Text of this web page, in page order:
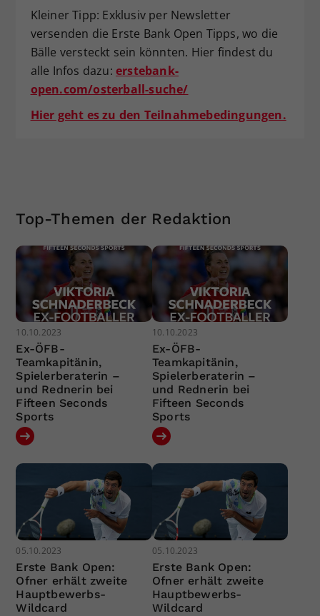
Kleiner Tipp: Exklusiv per Newsletter
versenden die Erste Bank Open Tipps, wo die
Bälle versteckt sein könnten. Hier findest du
alle Infos dazu: erstebank-
open.com/osterball-suche/
Hier geht es zu den Teilnahmebedingungen.
Top-Themen der Redaktion
10.10.2023
Ex-ÖFB-
Teamkapitänin,
Spielerberaterin –
und Rednerin bei
Fifteen Seconds
Sports
10.10.2023
Ex-ÖFB-
Teamkapitänin,
Spielerberaterin –
und Rednerin bei
Fifteen Seconds
Sports
05.10.2023
Erste Bank Open:
Ofner erhält zweite
Hauptbewerbs-
Wildcard
05.10.2023
Erste Bank Open:
Ofner erhält zweite
Hauptbewerbs-
Wildcard